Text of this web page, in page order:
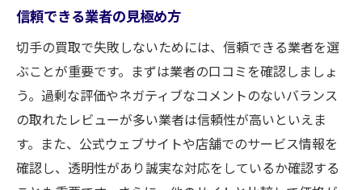
信頼できる業者の見極め方
切手の買取で失敗しないためには、信頼できる業者を選
ぶことが重要です。まずは業者の口コミを確認しましょ
う。過剰な評価やネガティブなコメントのないバランス
の取れたレビューが多い業者は信頼性が高いといえま
す。また、公式ウェブサイトや店舗でのサービス情報を
確認し、透明性があり誠実な対応をしているか確認する